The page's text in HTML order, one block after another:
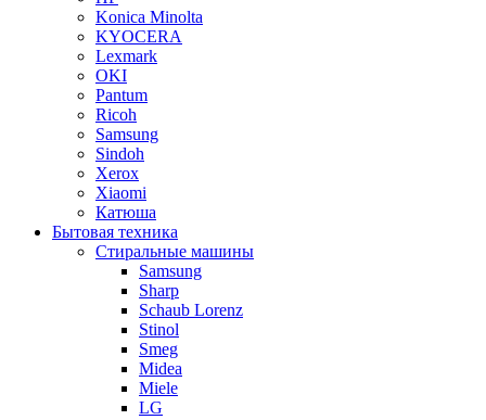
Konica Minolta
KYOCERA
Lexmark
OKI
Pantum
Ricoh
Samsung
Sindoh
Xerox
Xiaomi
Катюша
Бытовая техника
Стиральные машины
Samsung
Sharp
Schaub Lorenz
Stinol
Smeg
Midea
Miele
LG